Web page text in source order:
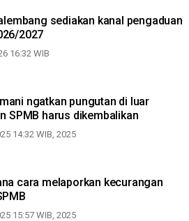
sediakan kanal pengaduan
2027
16:32 WIB
ngatkan pungutan di luar
SPMB harus dikembalikan
14:32 WIB, 2025
cara melaporkan kecurangan
15:57 WIB, 2025